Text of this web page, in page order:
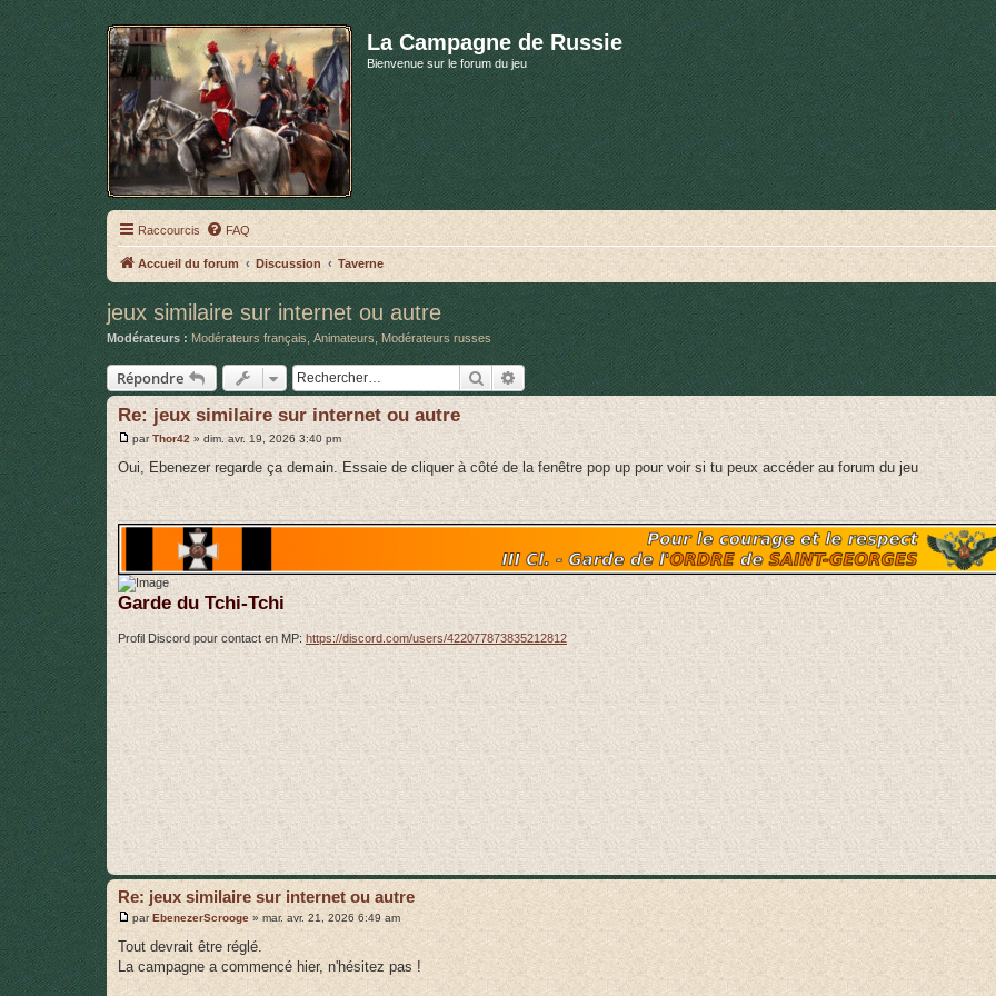
La Campagne de Russie
Bienvenue sur le forum du jeu
Raccourcis FAQ
Accueil du forum Discussion Taverne
jeux similaire sur internet ou autre
Modérateurs : Modérateurs français, Animateurs,Modérateurs russes
Répondre RechercherRecherche avancée
Re: jeux similaire sur internet ou autre
M
s
g
parThor42 » dim. avr. 19, 2026 3:40 pm
Oui, Ebenezer regarde ça demain. Essaie de cliquer à côté de la fenêtre pop up pour voir si tu peux accéder au forum du jeu
Garde du Tchi-Tchi
Profil Discord pour contact en MP: https://discord.com/users/422077873835212812
Re: jeux similaire sur internet ou autre
M
s
a
parEbenezerScrooge » mar. avr. 21, 2026 6:49 am
Tout devrait être réglé.
La campagne a commencé hier, n'hésitez pas !